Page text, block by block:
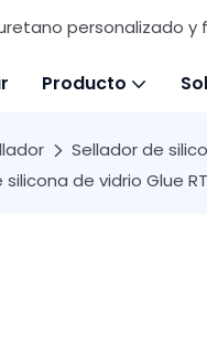
personalizado
Producto
Sellador de
de vidrio Glue